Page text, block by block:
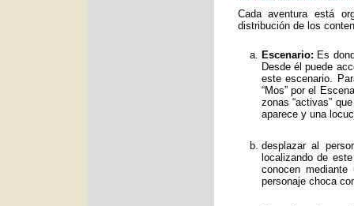
Cada aventura está
distribución de los
Escenario: Es
Desde él puede
este escenario.
“Mos” por el
zonas “activas”
aparece y una
desplazar al
localizando de
conocen
personaje choca